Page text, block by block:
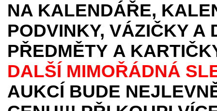
NA KALENDÁŘE,
PODVINKY, VÁZIČKY A
PŘEDMĚTY A
DALŠÍ MIMOŘÁDNÁ
AUKCÍ BUDE